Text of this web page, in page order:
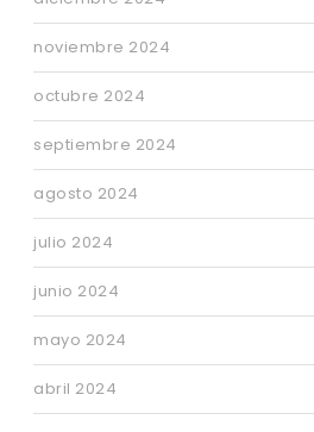
noviembre 2024
octubre 2024
septiembre 2024
agosto 2024
julio 2024
junio 2024
mayo 2024
abril 2024